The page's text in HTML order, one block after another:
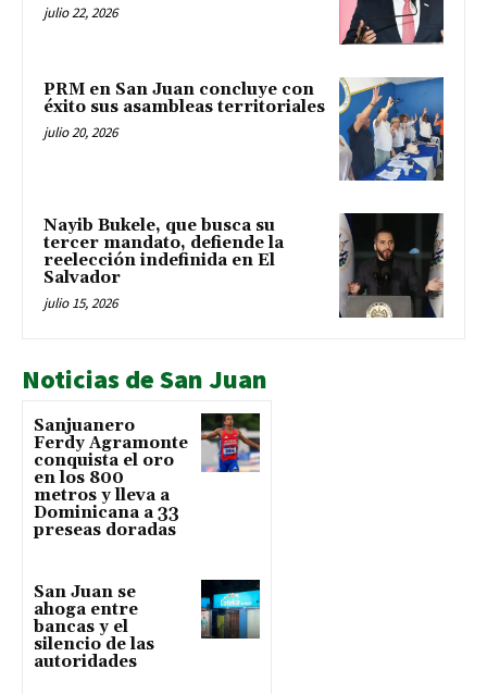
julio 22, 2026
PRM en San Juan concluye con
éxito sus asambleas territoriales
julio 20, 2026
Nayib Bukele, que busca su
tercer mandato, defiende la
reelección indefinida en El
Salvador
julio 15, 2026
Noticias de San Juan
Sanjuanero
Ferdy Agramonte
conquista el oro
en los 800
metros y lleva a
Dominicana a 33
preseas doradas
San Juan se
ahoga entre
bancas y el
silencio de las
autoridades